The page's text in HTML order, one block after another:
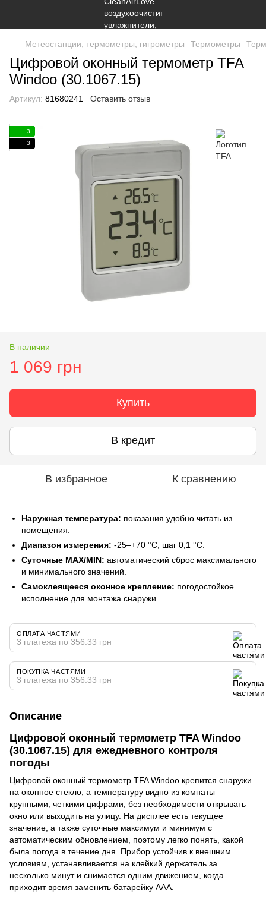
Метеостанции, термометры, гигрометры Термометры
Цифровой оконный термометр TFA
Windoo (30.1067.15)
Артикул: 81680241 Оставить отзыв
3
3
В наличии
1 069 грн
Купить
В кредит
В избранное К сравнению
Наружная температура: показания удобно читать из
помещения.
Диапазон измерения: -25–+70 °C, шаг 0,1 °C.
Суточные MAX/MIN: автоматический сброс максимального
и минимального значений.
Самоклеящееся оконное крепление: погодостойкое
исполнение для монтажа снаружи.
ОПЛАТА ЧАСТЯМИ
3 платежа по 356.33 грн
ПОКУПКА ЧАСТЯМИ
3 платежа по 356.33 грн
Описание
Цифровой оконный термометр TFA Windoo
(30.1067.15) для ежедневного контроля
погоды
Цифровой оконный термометр TFA Windoo крепится снаружи
на оконное стекло, а температуру видно из комнаты
крупными, четкими цифрами, без необходимости открывать
окно или выходить на улицу. На дисплее есть текущее
значение, а также суточные максимум и минимум с
автоматическим обновлением, поэтому легко понять, какой
была погода в течение дня. Прибор устойчив к внешним
условиям, устанавливается на клейкий держатель за
несколько минут и снимается одним движением, когда
приходит время заменить батарейку AAA.